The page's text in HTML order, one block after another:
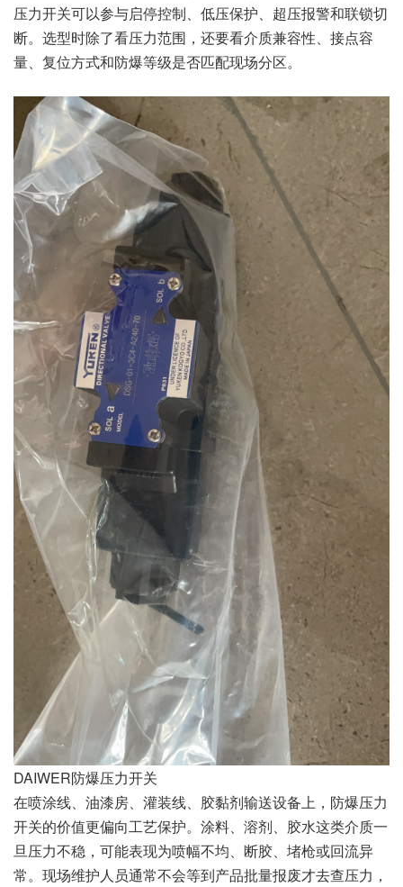
压力开关可以参与启停控制、低压保护、超压报警和联锁切
断。选型时除了看压力范围，还要看介质兼容性、接点容
量、复位方式和防爆等级是否匹配现场分区。
DAIWER防爆压力开关
在喷涂线、油漆房、灌装线、胶黏剂输送设备上，防爆压力
开关的价值更偏向工艺保护。涂料、溶剂、胶水这类介质一
旦压力不稳，可能表现为喷幅不均、断胶、堵枪或回流异
常。现场维护人员通常不会等到产品批量报废才去查压力，